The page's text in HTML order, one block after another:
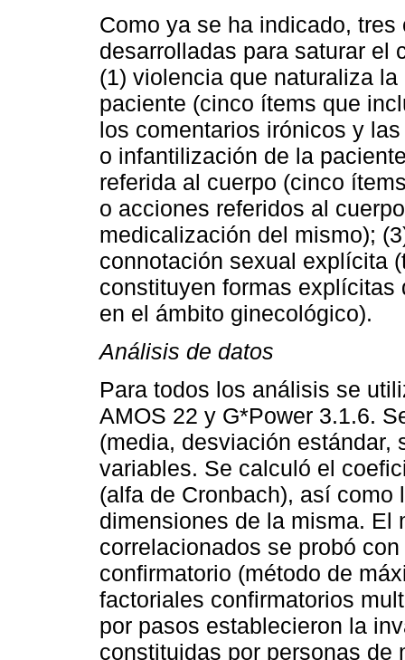
Como ya se ha indicado,
desarrolladas para saturar el
(1) violencia que naturaliza
paciente (cinco ítems que
los comentarios irónicos y
o infantilización de la
referida al cuerpo (cinco
o acciones referidos al
medicalización del mismo);
connotación sexual explícita
constituyen formas
en el ámbito ginecológico).
Análisis de datos
Para todos los análisis se
AMOS 22 y G*Power 3.1.6.
(media, desviación estándar,
variables. Se calculó el
(alfa de Cronbach), así
dimensiones de la misma. El
correlacionados se probó
confirmatorio (método de
factoriales confirmatorios
por pasos establecieron la
constituidas por personas de